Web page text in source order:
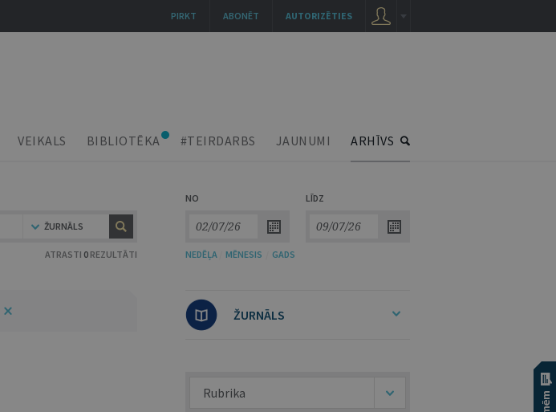
VEIKALS BIBLIOTĒKA #TEIRDARBS JAUNUMI ARHĪVS
ŽURNĀLS
ATRASTI 0 REZULTĀTI
NO LĪDZ
NEDĒĻA MĒNESIS GADS
ŽURNĀLS
Rubrika
AUTORIZĒTIES
ABONĒT
PIRKT